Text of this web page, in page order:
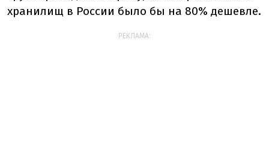
хранилищ в России было бы на 80% дешевле.
РЕКЛАМА: